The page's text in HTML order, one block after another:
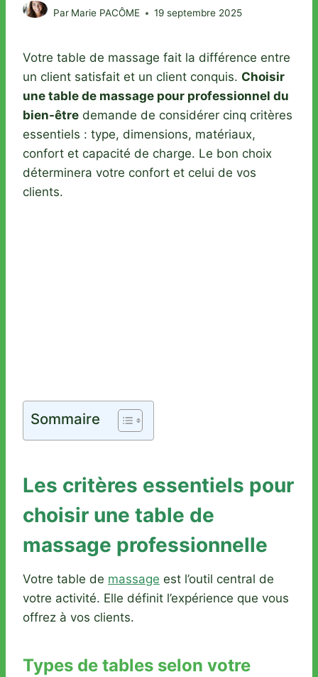
Par Marie PACÔME 19 septembre 2025
Votre table de massage fait la différence entre
un client satisfait et un client conquis. Choisir
une table de massage pour professionnel du
bien-être demande de considérer cinq critères
essentiels : type, dimensions, matériaux,
confort et capacité de charge. Le bon choix
déterminera votre confort et celui de vos
clients.
Sommaire
Les critères essentiels pour
choisir une table de
massage professionnelle
Votre table de massage est l’outil central de
votre activité. Elle définit l’expérience que vous
offrez à vos clients.
Types de tables selon votre